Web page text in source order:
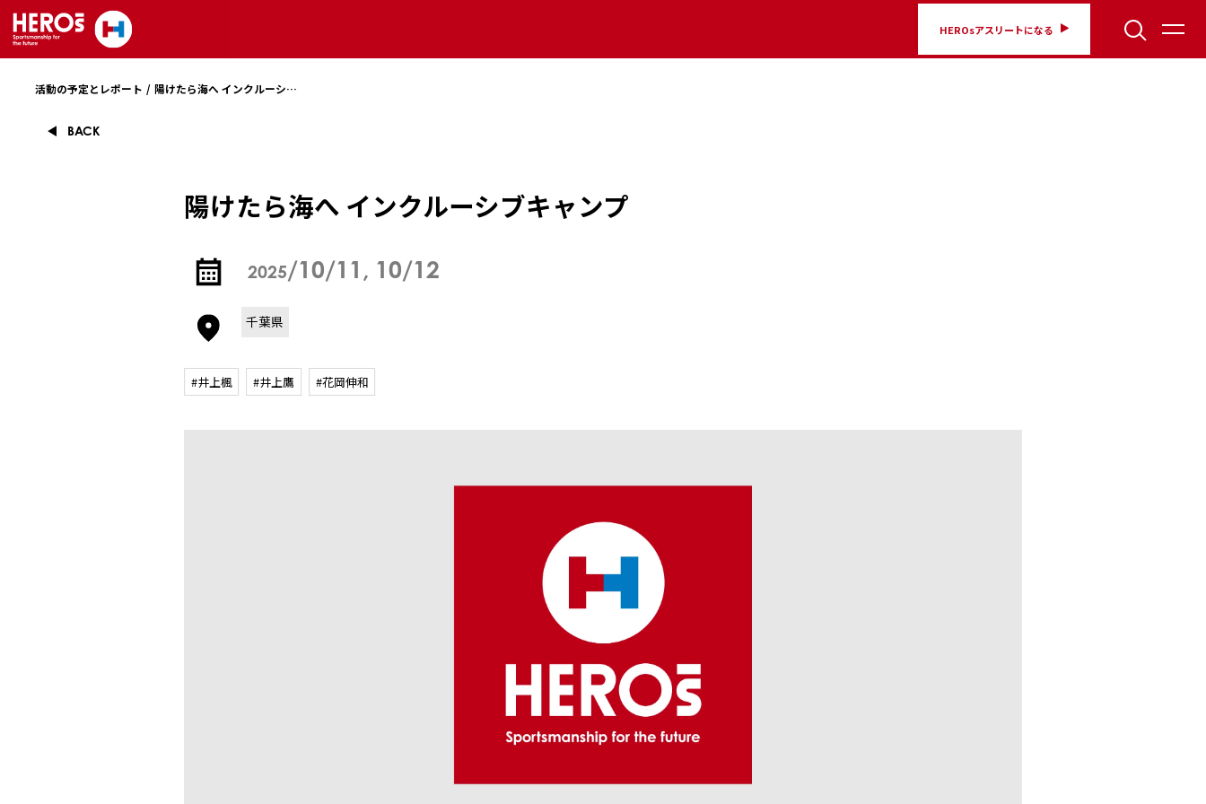
HEROsアスリートになる
活動の予定とレポート 陽けたら海へ インクルーシブキャンプ
BACK
陽けたら海へ インクルーシブキャンプ
2025/10/11, 10/12
千葉県
#井上楓 #井上鷹 #花岡伸和